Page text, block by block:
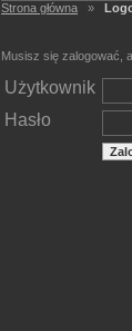
Strona główna »
Musisz się zalogować,
Użytkownik
Hasło